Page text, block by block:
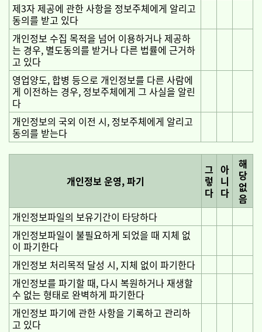
제3자 제공에 관한 사항을 정보주체에게 알리고
동의를 받고 있다
개인정보 수집 목적을 넘어 이용하거나 제공하
는 경우, 별도동의를 받거나 다른 법률에 근거하
고 있다
영업양도, 합병 등으로 개인정보를 다른 사람에
게 이전하는 경우, 정보주체에게 그 사실을 알린
다
개인정보의 국외 이전 시, 정보주체에게 알리고
동의를 받는다
개인정보 운영, 파기
그
렇
다
아
니
다
해
당
없
음
개인정보파일의 보유기간이 타당하다
개인정보파일이 불필요하게 되었을 때 지체 없
이 파기한다
개인정보 처리목적 달성 시, 지체 없이 파기한다
개인정보를 파기할 때, 다시 복원하거나 재생할
수 없는 형태로 완벽하게 파기한다
개인정보 파기에 관한 사항을 기록하고 관리하
고 있다